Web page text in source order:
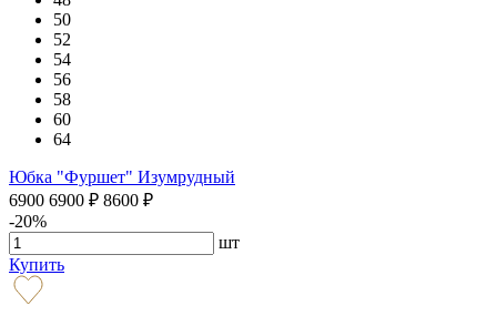
50
52
54
56
58
60
64
Юбка "Фуршет" Изумрудный
6900 6900 ₽ 8600 ₽
-20%
шт
Купить